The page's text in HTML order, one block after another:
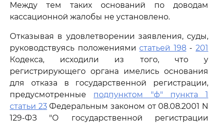
Между тем таких оснований по доводам
кассационной жалобы не установлено.
Отказывая в удовлетворении заявления, суды,
руководствуясь положениямистатьей 198-201
Кодекса, исходили из того, что у
регистрирующего органа имелись основания
для отказа в государственной регистрации,
предусмотренные подпунктом "ф" пункта 1
статьи 23Федеральным законом от 08.08.2001 N
129-ФЗ "О государственной регистрации